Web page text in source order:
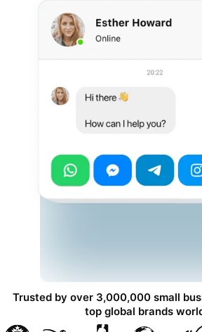
Trusted by over 3,000,000 small
top global brands